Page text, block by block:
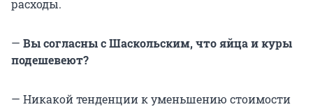
расходы.
— Вы согласны с Шаскольским, что яйца и куры
подешевеют?
— Никакой тенденции к уменьшению стоимости